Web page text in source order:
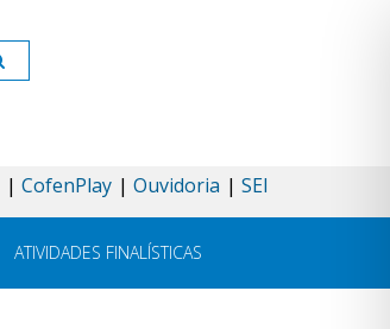
CofenPlay Ouvidoria SEI
ATIVIDADES FINALÍSTICAS